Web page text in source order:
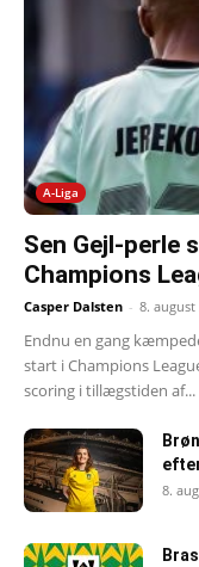
A-Liga
Sen Gejl-perle
Champions
Casper Dalsten - 8. august
Endnu en gang
start i Champions
scoring i tillægstiden af...
8.